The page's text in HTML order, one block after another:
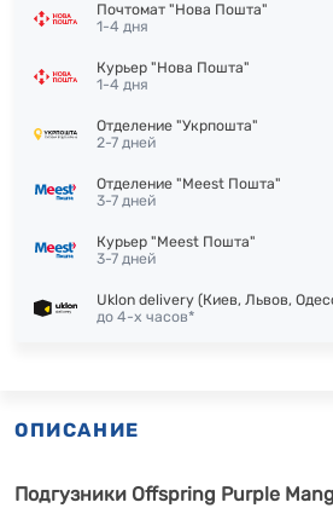
Почтомат "Нова Пошта"
1-4 дня
Курьер "Нова Пошта"
1-4 дня
Отделение "Укрпошта"
2-7 дней
Отделение "Meest Пошта"
3-7 дней
Курьер "Meest Пошта"
3-7 дней
Uklon delivery (Киев, Львов,
до 4-х часов*
ОПИСАНИЕ
Подгузники Offspring Purple